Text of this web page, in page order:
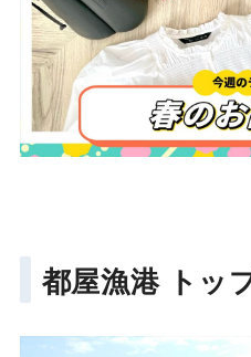
都屋漁港 トッ